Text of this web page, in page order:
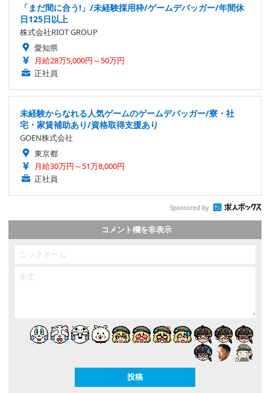
「まだ間に合う!」/未経験採用枠/ゲームデバッガー/年間休
日125日以上
株式会社RIOT GROUP
愛知県
月給28万5,000円～50万円
正社員
未経験からなれる人気ゲームのゲームデバッガー/寮・社
宅・家賃補助あり/資格取得支援あり
GOEN株式会社
東京都
月給30万円～51万8,000円
正社員
Sponsored by
コメント欄を非表示